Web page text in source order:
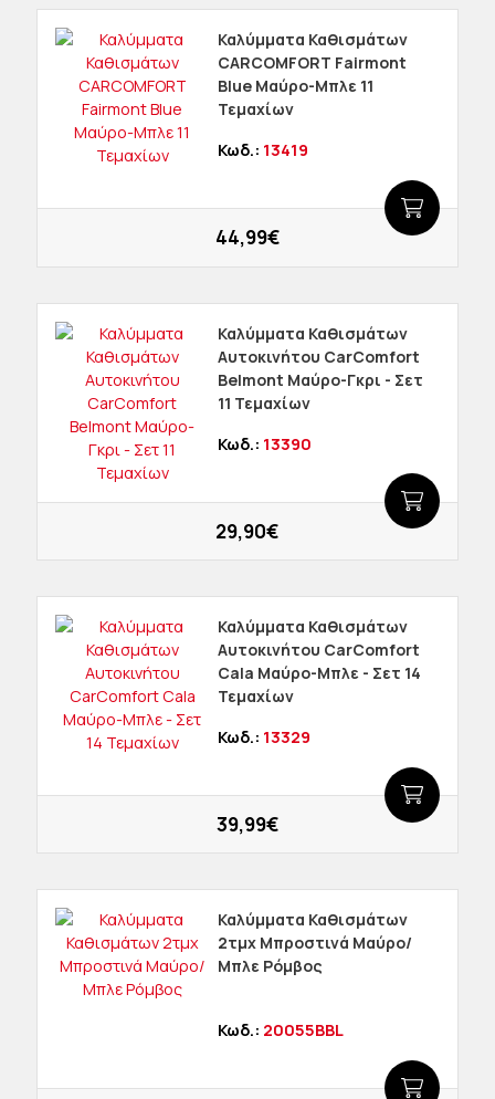
Καλύμματα Καθισμάτων
CARCOMFORT Fairmont
Blue Μαύρο-Μπλε 11
Τεμαχίων
Κωδ.: 13419
44,99€
Καλύμματα Καθισμάτων
Αυτοκινήτου CarComfort
Belmont Μαύρο-Γκρι - Σετ
11 Τεμαχίων
Κωδ.: 13390
29,90€
Καλύμματα Καθισμάτων
Αυτοκινήτου CarComfort
Cala Μαύρο-Μπλε - Σετ 14
Τεμαχίων
Κωδ.: 13329
39,99€
Καλύμματα Καθισμάτων
2τμχ Μπροστινά Μαύρο/
Μπλε Ρόμβος
Κωδ.: 20055BBL